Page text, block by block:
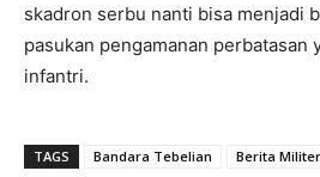
skadron serbu nanti bisa menjadi
pasukan pengamanan perbatasan
infantri.
TAGS Bandara Tebelian Berita Militer